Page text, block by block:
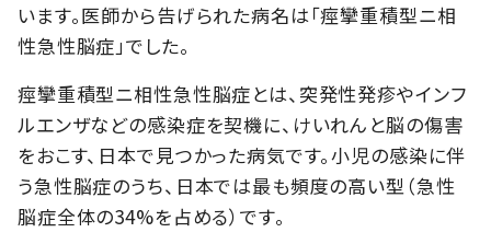
います。医師から告げられた病名は「痙攣重積型ニ相
性急性脳症」でした。
痙攣重積型ニ相性急性脳症とは、突発性発疹やインフ
ルエンザなどの感染症を契機に、けいれんと脳の傷害
をおこす、日本で見つかった病気です。小児の感染に伴
う急性脳症のうち、日本では最も頻度の高い型（急性
脳症全体の34%を占める）です。